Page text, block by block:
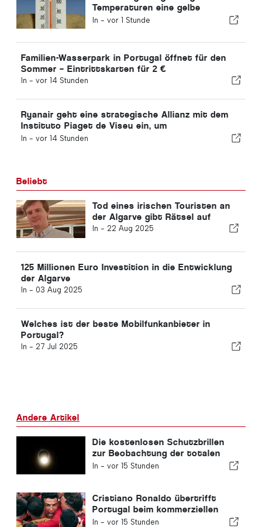
Temperaturen eine gelbe
Warnung
In - vor 1 Stunde
Familien-Wasserpark in Portugal öffnet für den
Sommer – Eintrittskarten für 2 €
In - vor 14 Stunden
Ryanair geht eine strategische Allianz mit dem
Instituto Piaget de Viseu ein, um
Ausbildungsangebote für die Luftfahrtbranche in
In - vor 14 Stunden
Beliebt
Tod eines irischen Touristen an
der Algarve gibt Rätsel auf
In - 22 Aug 2025
125 Millionen Euro Investition in die Entwicklung
der Algarve
In - 03 Aug 2025
Welches ist der beste Mobilfunkanbieter in
Portugal?
In - 27 Jul 2025
Andere Artikel
Die kostenlosen Schutzbrillen
zur Beobachtung der totalen
Sonnenfinsternis in Portugal
In - vor 15 Stunden
Cristiano Ronaldo übertrifft
Portugal beim kommerziellen
Wert
In - vor 15 Stunden